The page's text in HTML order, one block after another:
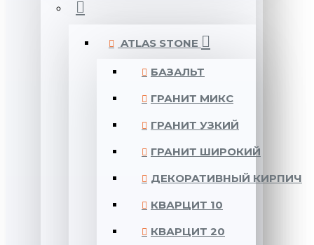
ATLAS STONE
БАЗАЛЬТ
ГРАНИТ МИКС
ГРАНИТ УЗКИЙ
ГРАНИТ ШИРОКИЙ
ДЕКОРАТИВНЫЙ КИРПИЧ
КВАРЦИТ 10
КВАРЦИТ 20